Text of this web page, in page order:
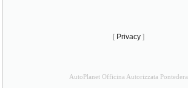
[ Privacy ]
AutoPlanet Officina Autorizzata Pontedera